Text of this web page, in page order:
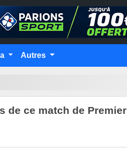
Autres
de ce match de Premier